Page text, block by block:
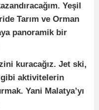
Yeşil
Tarım ve Orman
panoramik bir
kuracağız. Jet ski,
gibi aktivitelerin
Yani Malatya’yı